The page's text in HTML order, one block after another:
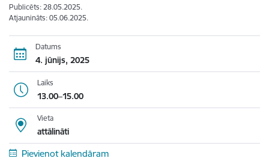
Publicēts: 28.05.2025.
Atjaunināts: 05.06.2025.
Datums
4. jūnijs, 2025
Laiks
13.00–15.00
Vieta
attālināti
Pievienot kalendāram